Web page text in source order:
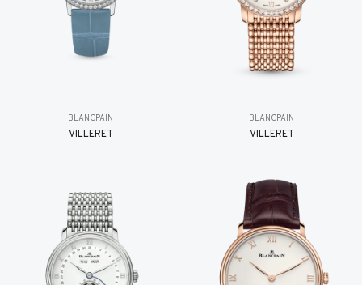
BLANCPAIN
VILLERET
BLANCPAIN
VILLERET